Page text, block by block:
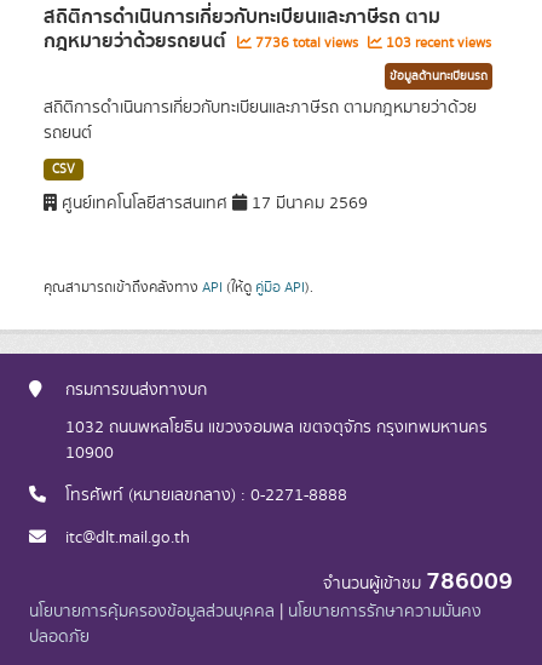
สถิติการดำเนินการเกี่ยวกับทะเบียนและภาษีรถ ตาม
กฎหมายว่าด้วยรถยนต์ 7736 total views 103 recent views
ข้อมูลด้านทะเบียนรถ
สถิติการดำเนินการเกี่ยวกับทะเบียนและภาษีรถ ตามกฎหมายว่าด้วย
รถยนต์
CSV
ศูนย์เทคโนโลยีสารสนเทศ 17 มีนาคม 2569
คุณสามารถเข้าถึงคลังทาง API (ให้ดู คู่มือ API).
กรมการขนส่งทางบก
1032 ถนนพหลโยธิน แขวงจอมพล เขตจตุจักร กรุงเทพมหานคร
10900
โทรศัพท์ (หมายเลขกลาง) : 0-2271-8888
itc@dlt.mail.go.th
จำนวนผู้เข้าชม 786009
นโยบายการคุ้มครองข้อมูลส่วนบุคคล | นโยบายการรักษาความมั่นคง
ปลอดภัย